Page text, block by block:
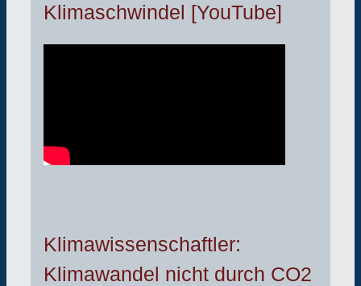
Klimaschwindel [YouTube]
Klimawissenschaftler:
Klimawandel nicht durch CO2